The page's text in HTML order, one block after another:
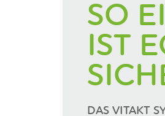
SO
IST
DAS VITAKT